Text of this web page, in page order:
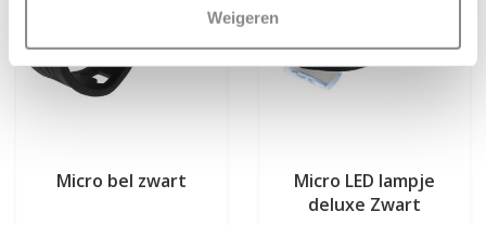
Weigeren
Micro bel zwart
Micro LED lampje
deluxe Zwart